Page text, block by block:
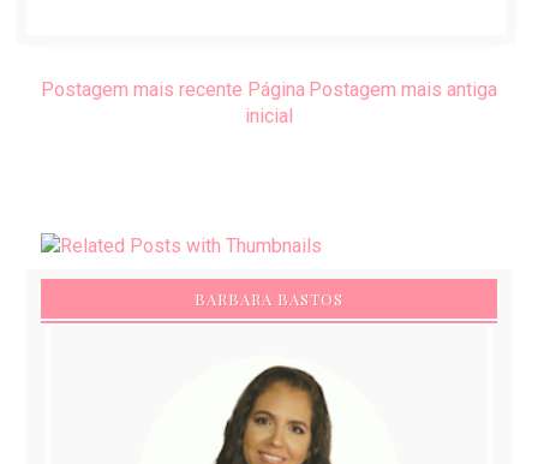
Postagem mais recente Postagem mais antiga
Página
inicial
BARBARA BASTOS